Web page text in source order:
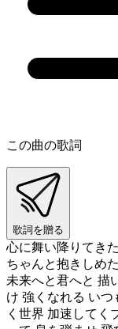
この曲の歌詞
歌詞を贈る
心に舞い降りてき
ちゃんと抱きしめ
未来へと君へと 描
け 強くなれる い
く世界 加速してく